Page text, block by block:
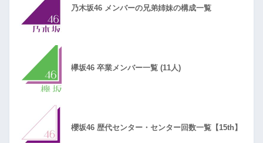
乃木坂46 メンバーの兄弟姉妹の構成一覧
欅坂46 卒業メンバー一覧 (11人)
櫻坂46 歴代センター・センター回数一覧【15th】